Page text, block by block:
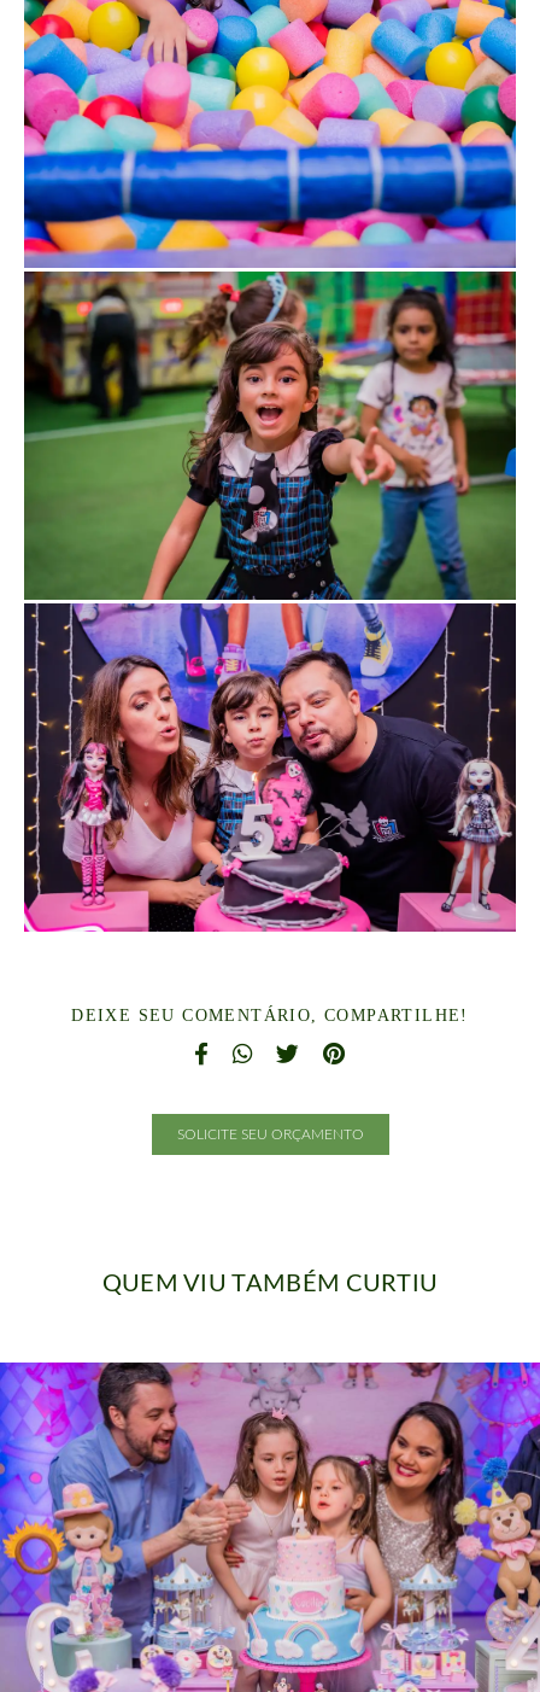
DEIXE SEU COMENTÁRIO, COMPARTILHE!
SOLICITE SEU ORÇAMENTO
QUEM VIU TAMBÉM CURTIU